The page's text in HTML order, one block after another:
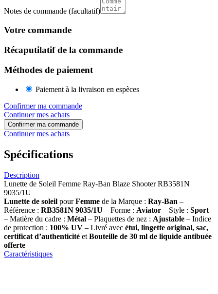
Notes de commande (facultatif)
Votre commande
Récaputilatif de la commande
Méthodes de paiement
Paiement à la livraison en espèces
Confirmer ma commande
Continuer mes achats
Confirmer ma commande
Continuer mes achats
Spécifications
Description
Lunette de Soleil Femme Ray-Ban Blaze Shooter RB3581N
9035/1U
Lunette de soleil pourFemme de la Marque : Ray-Ban –
Référence : RB3581N 9035/1U – Forme : Aviator – Style : Sport
– Matière du cadre : Métal – Plaquettes de nez : Ajustable – Indice
de protection : 100% UV – Livré avec étui, lingette original, sac,
certificat d’authenticité et Bouteille de 30 ml de liquide antibuée
offerte
Caractéristiques